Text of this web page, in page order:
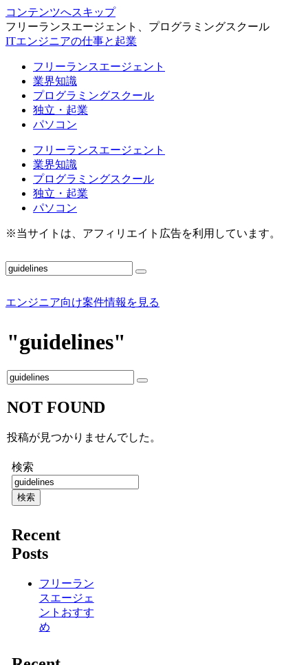
コンテンツへスキップ
フリーランスエージェント、プログラミングスクール
ITエンジニアの仕事と起業
フリーランスエージェント
業界知識
プログラミングスクール
独立・起業
パソコン
フリーランスエージェント
業界知識
プログラミングスクール
独立・起業
パソコン
※当サイトは、アフィリエイト広告を利用しています。
エンジニア向け案件情報を見る
"guidelines"
NOT FOUND
投稿が見つかりませんでした。
検索
検索
Recent
Posts
フリーラン
スエージェ
ントおすす
め